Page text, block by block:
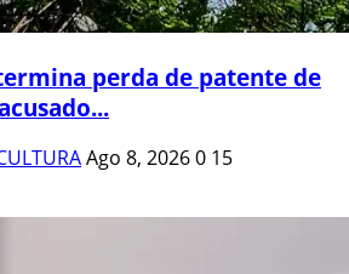
perda de patente de
Ago 8, 20260 15